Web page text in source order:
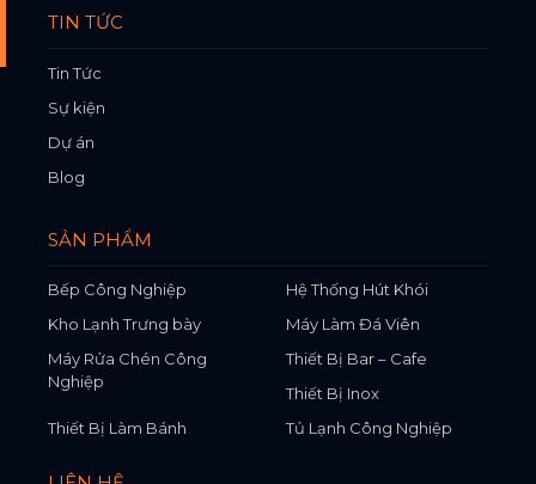
TIN TỨC
Tin Tức
Sự kiện
Dự án
Blog
SẢN PHẨM
Bếp Công Nghiệp
Hệ Thống Hút Khói
Kho Lạnh Trưng bày
Máy Làm Đá Viên
Máy Rửa Chén Công
Nghiệp
Thiết Bị Bar – Cafe
Thiết Bị Inox
Thiết Bị Làm Bánh
Tủ Lạnh Công Nghiệp